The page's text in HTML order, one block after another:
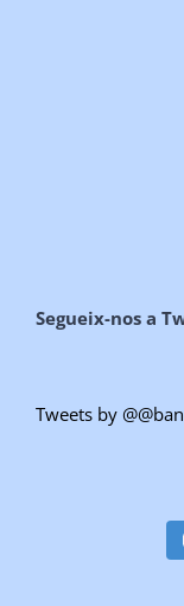
Segueix-nos a
Tweets by